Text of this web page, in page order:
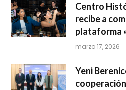
Centro
recibe a
plataforma
marzo 17, 2026
Yeni